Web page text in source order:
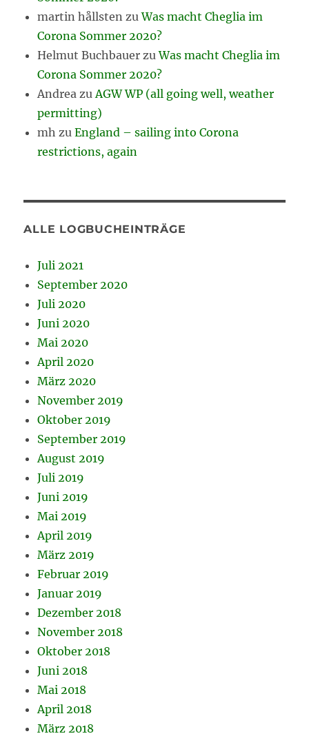
martin hållsten zuWas macht Cheglia im
Corona Sommer 2020?
Helmut Buchbauer zuWas macht Cheglia im
Corona Sommer 2020?
Andrea zu AGW WP (all going well, weather
permitting)
mh zuEngland – sailing into Corona
restrictions, again
ALLE LOGBUCHEINTRÄGE
Juli 2021
September 2020
Juli 2020
Juni 2020
Mai 2020
April 2020
März 2020
November 2019
Oktober 2019
September 2019
August 2019
Juli 2019
Juni 2019
Mai 2019
April 2019
März 2019
Februar 2019
Januar 2019
Dezember 2018
November 2018
Oktober 2018
Juni 2018
Mai 2018
April 2018
März 2018